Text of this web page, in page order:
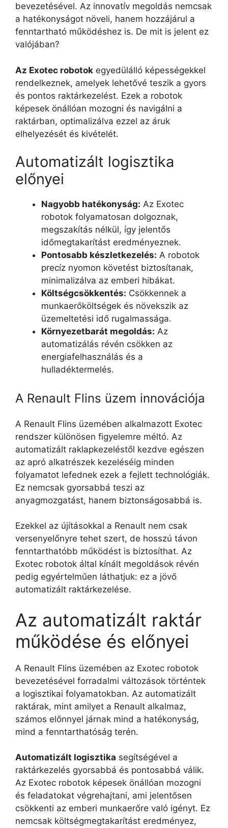
bevezetésével. Az innovatív megoldás nemcsak
a hatékonyságot növeli, hanem hozzájárul a
fenntartható működéshez is. De mit is jelent ez
valójában?
Az Exotec robotok egyedülálló képességekkel
rendelkeznek, amelyek lehetővé teszik a gyors
és pontos raktárkezelést. Ezek a robotok
képesek önállóan mozogni és navigálni a
raktárban, optimalizálva ezzel az áruk
elhelyezését és kivételét.
Automatizált logisztika
előnyei
Nagyobb hatékonyság: Az Exotec
robotok folyamatosan dolgoznak,
megszakítás nélkül, így jelentős
időmegtakarítást eredményeznek.
Pontosabb készletkezelés: A robotok
precíz nyomon követést biztosítanak,
minimalizálva az emberi hibákat.
Költségcsökkentés: Csökkennek a
munkaerőköltségek és növekszik az
üzemeltetési idő rugalmassága.
Környezetbarát megoldás: Az
automatizálás révén csökken az
energiafelhasználás és a
hulladéktermelés.
A Renault Flins üzem innovációja
A Renault Flins üzemében alkalmazott Exotec
rendszer különösen figyelemre méltó. Az
automatizált raklapkezeléstől kezdve egészen
az apró alkatrészek kezeléséig minden
folyamatot lefednek ezek a fejlett technológiák.
Ez nemcsak gyorsabbá teszi az
anyagmozgatást, hanem biztonságosabbá is.
Ezekkel az újításokkal a Renault nem csak
versenyelőnyre tehet szert, de hosszú távon
fenntarthatóbb működést is biztosíthat. Az
Exotec robotok által kínált megoldások révén
pedig egyértelműen láthatjuk: ez a jövő
automatizált raktárkezelése.
Az automatizált raktár
működése és előnyei
A Renault Flins üzemében az Exotec robotok
bevezetésével forradalmi változások történtek
a logisztikai folyamatokban. Az automatizált
raktárak, mint amilyet a Renault alkalmaz,
számos előnnyel járnak mind a hatékonyság,
mind a fenntarthatóság terén.
Automatizált logisztika segítségével a
raktárkezelés gyorsabbá és pontosabbá válik.
Az Exotec robotok képesek önállóan mozogni
és feladatokat végrehajtani, ami jelentősen
csökkenti az emberi munkaerőre való igényt. Ez
nemcsak költségmegtakarítást eredményez,